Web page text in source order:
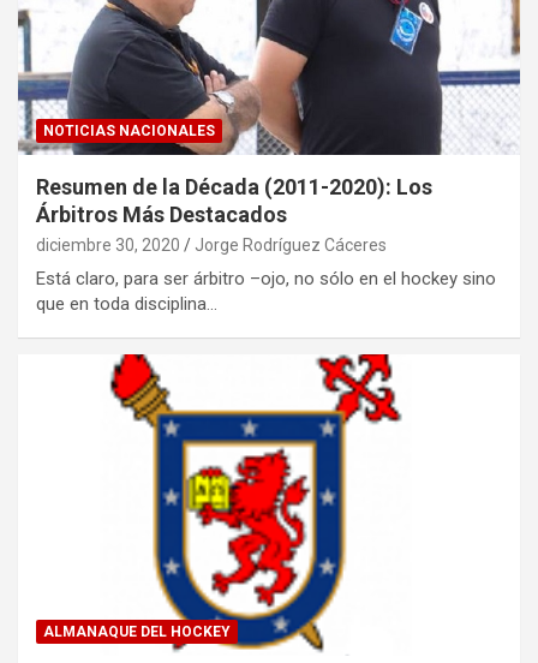
NOTICIAS NACIONALES
Resumen de la Década (2011-2020): Los
Árbitros Más Destacados
diciembre 30, 2020 Jorge Rodríguez Cáceres
Está claro, para ser árbitro –ojo, no sólo en el hockey sino
que en toda disciplina…
ALMANAQUE DEL HOCKEY